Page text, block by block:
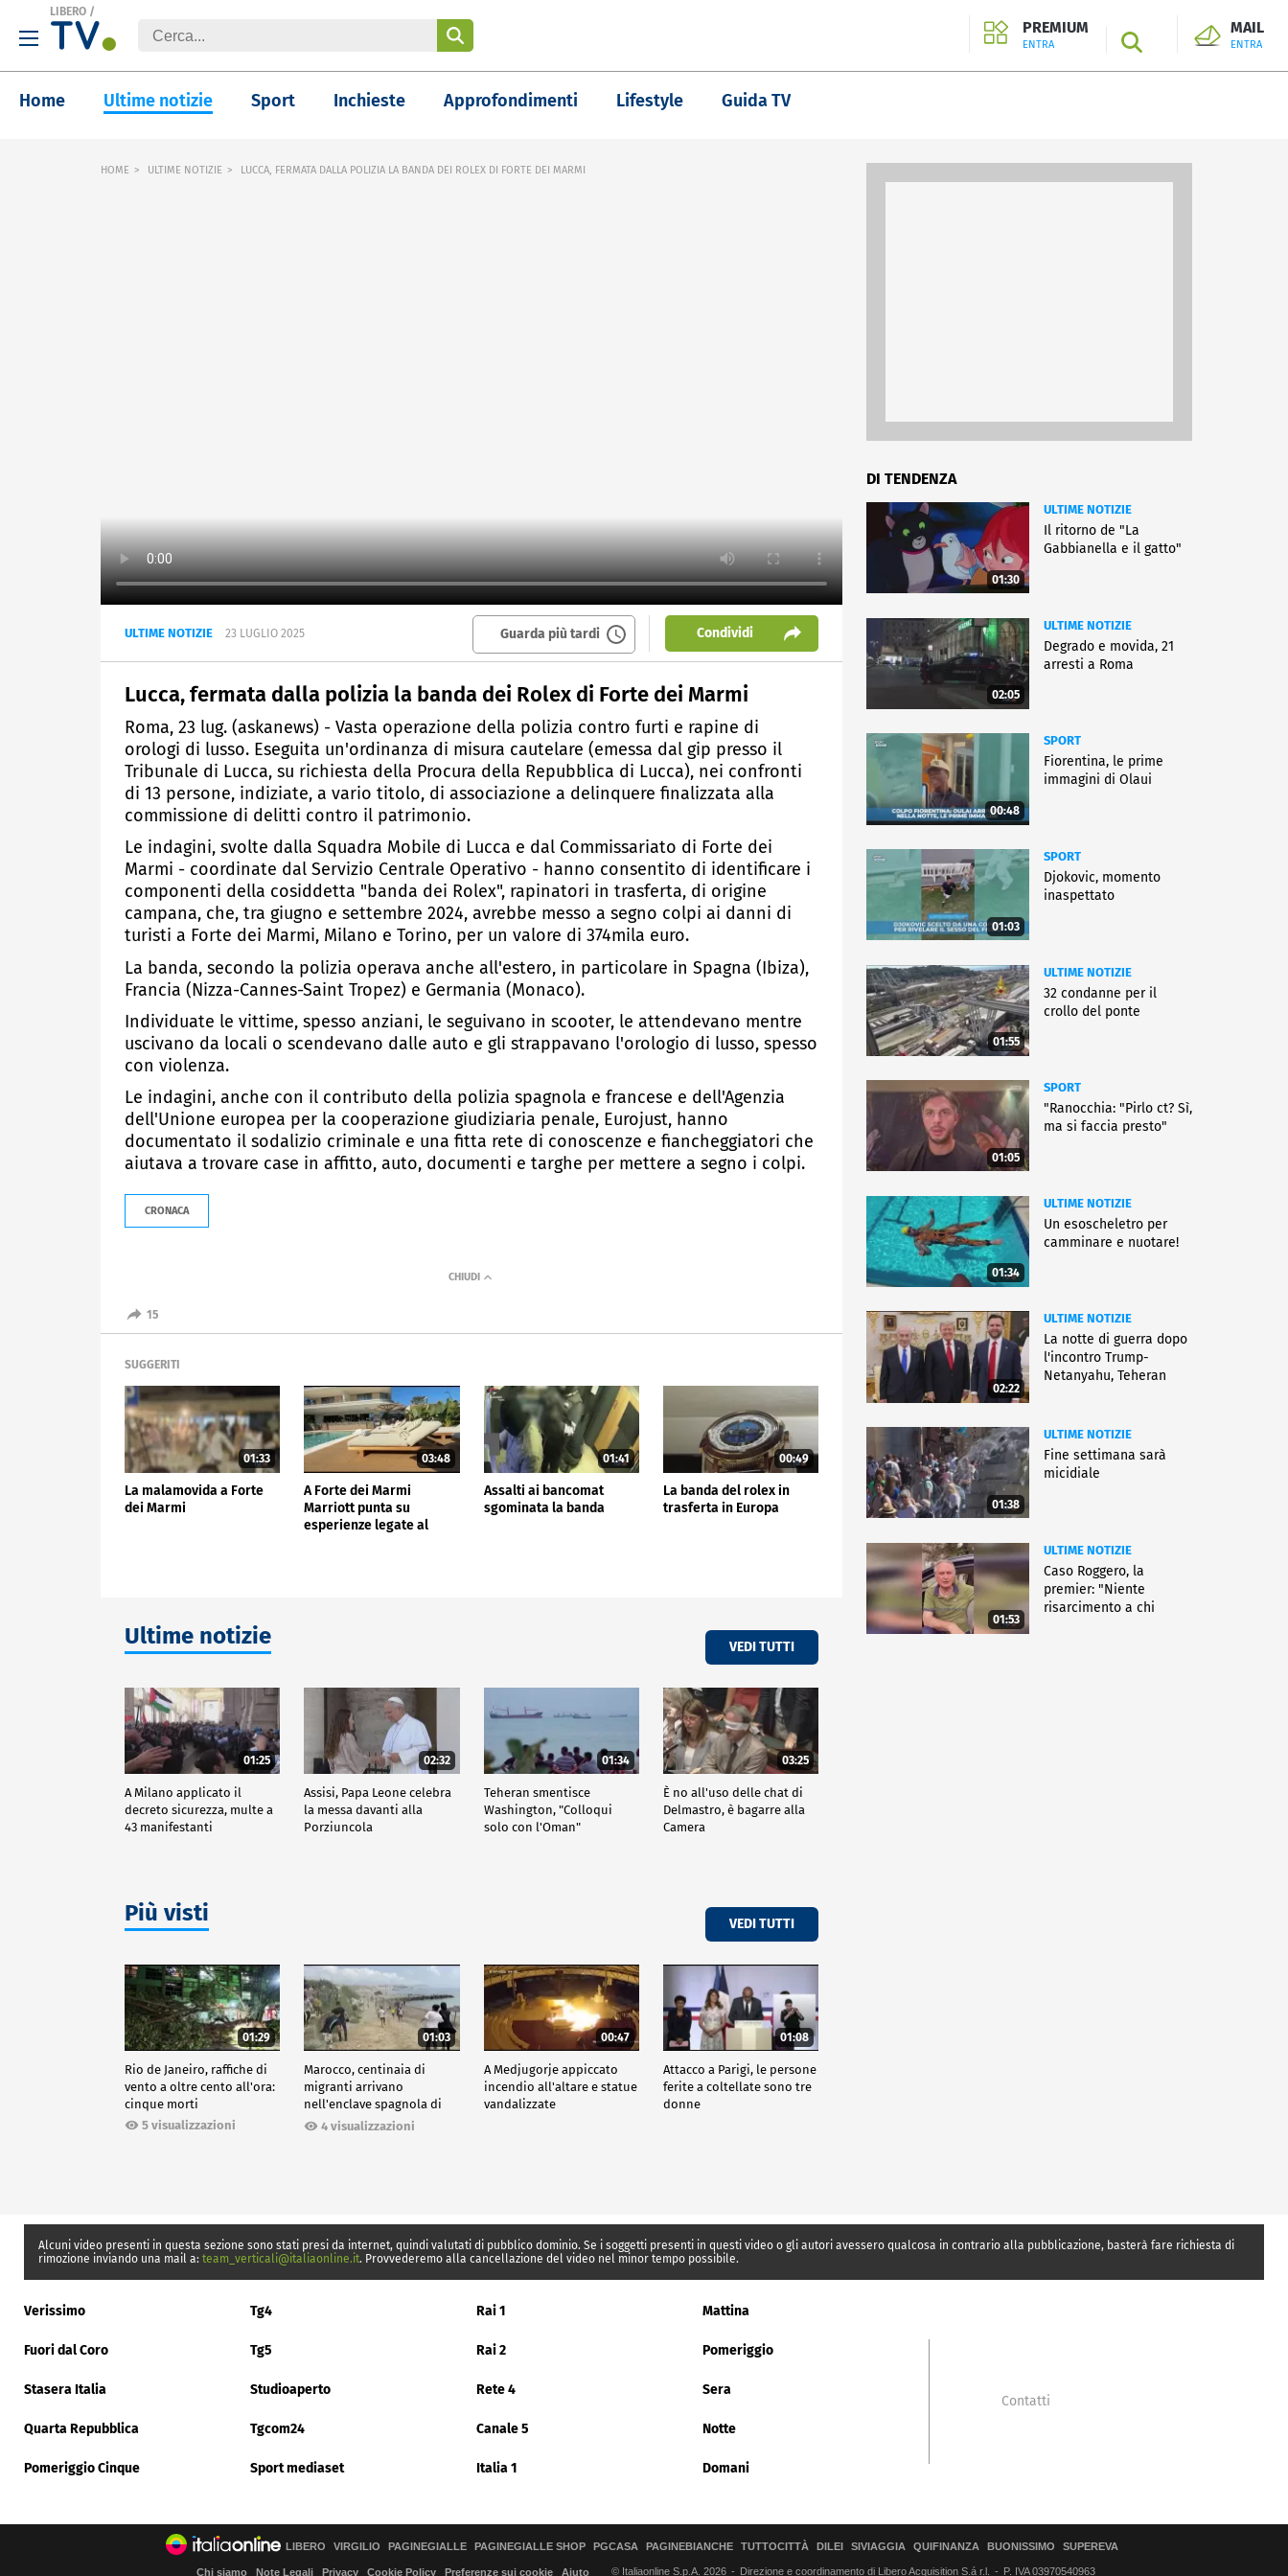
LIBERO /
PREMIUM
ENTRA SEARCH
MAIL
ENTRA
Home Ultime notizie Sport Inchieste Approfondimenti Lifestyle Guida TV
HOME ULTIME NOTIZIE LUCCA, FERMATA DALLA POLIZIA LA BANDA DEI ROLEX DI FORTE DEI MARMI
ULTIME NOTIZIE 23 LUGLIO 2025 Guarda più tardi Condividi
Lucca, fermata dalla polizia la banda dei Rolex di Forte dei Marmi
Roma, 23 lug. (askanews) - Vasta operazione della polizia contro furti e rapine di
orologi di lusso. Eseguita un'ordinanza di misura cautelare (emessa dal gip presso il
Tribunale di Lucca, su richiesta della Procura della Repubblica di Lucca), nei confronti
di 13 persone, indiziate, a vario titolo, di associazione a delinquere finalizzata alla
commissione di delitti contro il patrimonio.
Le indagini, svolte dalla Squadra Mobile di Lucca e dal Commissariato di Forte dei
Marmi - coordinate dal Servizio Centrale Operativo - hanno consentito di identificare i
componenti della cosiddetta "banda dei Rolex", rapinatori in trasferta, di origine
campana, che, tra giugno e settembre 2024, avrebbe messo a segno colpi ai danni di
turisti a Forte dei Marmi, Milano e Torino, per un valore di 374mila euro.
La banda, secondo la polizia operava anche all'estero, in particolare in Spagna (Ibiza),
Francia (Nizza-Cannes-Saint Tropez) e Germania (Monaco).
Individuate le vittime, spesso anziani, le seguivano in scooter, le attendevano mentre
uscivano da locali o scendevano dalle auto e gli strappavano l'orologio di lusso, spesso
con violenza.
Le indagini, anche con il contributo della polizia spagnola e francese e dell'Agenzia
dell'Unione europea per la cooperazione giudiziaria penale, Eurojust, hanno
documentato il sodalizio criminale e una fitta rete di conoscenze e fiancheggiatori che
aiutava a trovare case in affitto, auto, documenti e targhe per mettere a segno i colpi.
CRONACA
15
SUGGERITI
01:33
La malamovida a Forte
dei Marmi
03:48
A Forte dei Marmi
Marriott punta su
esperienze legate al
01:41
Assalti ai bancomat
sgominata la banda
00:49
La banda del rolex in
trasferta in Europa
Ultime notizie VEDI TUTTI
01:25
A Milano applicato il
decreto sicurezza, multe a
43 manifestanti
02:32
Assisi, Papa Leone celebra
la messa davanti alla
Porziuncola
01:34
Teheran smentisce
Washington, "Colloqui
solo con l'Oman"
03:25
È no all'uso delle chat di
Delmastro, è bagarre alla
Camera
Più visti VEDI TUTTI
01:29
Rio de Janeiro, raffiche di
vento a oltre cento all'ora:
cinque morti
5 visualizzazioni
01:03
Marocco, centinaia di
migranti arrivano
nell'enclave spagnola di
Ceuta4 visualizzazioni
00:47
A Medjugorje appiccato
incendio all'altare e statue
vandalizzate
01:08
Attacco a Parigi, le persone
ferite a coltellate sono tre
donne
DI TENDENZA
01:30
ULTIME NOTIZIE
Il ritorno de "La
Gabbianella e il gatto"
02:05
ULTIME NOTIZIE
Degrado e movida, 21
arresti a Roma
00:48
SPORT
Fiorentina, le prime
immagini di Olaui
01:03
SPORT
Djokovic, momento
inaspettato
01:55
ULTIME NOTIZIE
32 condanne per il
crollo del ponte
01:05
SPORT
"Ranocchia: "Pirlo ct? Sì,
ma si faccia presto"
01:34
ULTIME NOTIZIE
Un esoscheletro per
camminare e nuotare!
02:22
ULTIME NOTIZIE
La notte di guerra dopo
l'incontro Trump-
Netanyahu, Teheran
01:38
ULTIME NOTIZIE
Fine settimana sarà
micidiale
01:53
ULTIME NOTIZIE
Caso Roggero, la
premier: "Niente
risarcimento a chi
Alcuni video presenti in questa sezione sono stati presi da internet, quindi valutati di pubblico dominio. Se i soggetti presenti in questi video o gli autori avessero qualcosa in contrario alla pubblicazione, basterà fare richiesta di
rimozione inviando una mail a: team_verticali@italiaonline.it. Provvederemo alla cancellazione del video nel minor tempo possibile.
Verissimo Tg4 Rai 1 Mattina
Fuori dal Coro Tg5 Rai 2 Pomeriggio
Stasera Italia Studioaperto Rete 4 Sera
Quarta Repubblica Tgcom24 Canale 5 Notte
Pomeriggio Cinque Sport mediaset Italia 1 Domani
Contatti
LIBERO VIRGILIO PAGINEGIALLE PAGINEGIALLE SHOP PGCASA PAGINEBIANCHE TUTTOCITTÀ DILEI SIVIAGGIA QUIFINANZA BUONISSIMO SUPEREVA
Chi siamo Note Legali Privacy Cookie Policy Preferenze sui cookie Aiuto © Italiaonline S.p.A. 2026 Direzione e coordinamento di Libero Acquisition S.á r.l. P. IVA 03970540963